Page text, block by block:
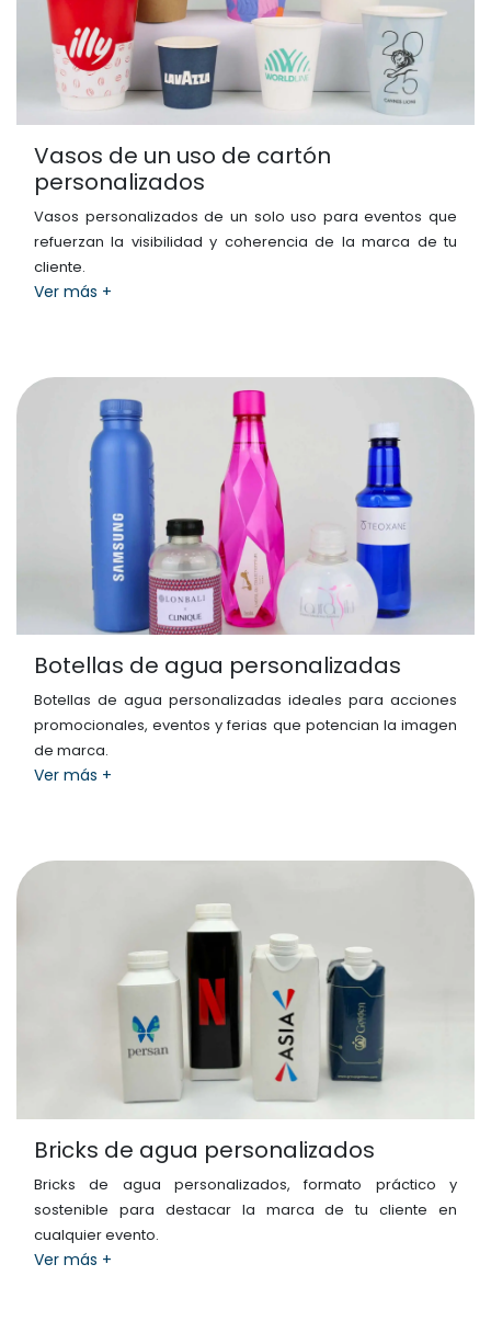
Vasos de un uso de cartón
personalizados
Vasos personalizados de un solo uso para eventos que
refuerzan la visibilidad y coherencia de la marca de tu
cliente.
Ver más +
Botellas de agua personalizadas
Botellas de agua personalizadas ideales para acciones
promocionales, eventos y ferias que potencian la imagen
de marca.
Ver más +
Bricks de agua personalizados
Bricks de agua personalizados, formato práctico y
sostenible para destacar la marca de tu cliente en
cualquier evento.
Ver más +